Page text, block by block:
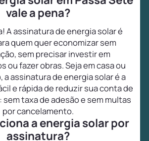
vale a pena?
A assinatura de energia solar é
quem quer economizar sem
sem precisar investir em
ou fazer obras. Seja em casa ou
assinatura de energia solar é a
e rápida de reduzir sua conta de
sem taxa de adesão e sem multas
por cancelamento.
a energia solar por
assinatura?